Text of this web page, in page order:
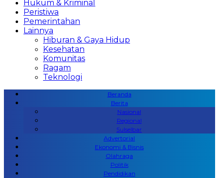
Hukum & Kriminal
Peristiwa
Pemerintahan
Lainnya
Hiburan & Gaya Hidup
Kesehatan
Komunitas
Ragam
Teknologi
Beranda
Berita
Nasional
Regional
Sulselbar
Advertorial
Ekonomi & Bisnis
Olahraga
Politik
Pendidikan